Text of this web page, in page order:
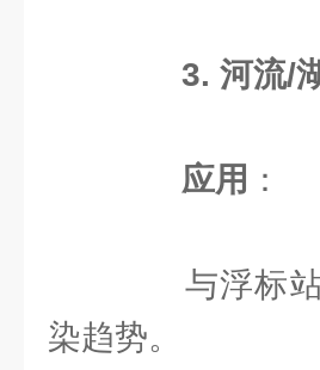
3. 河流/
应用 ：
与浮标站
染趋势。